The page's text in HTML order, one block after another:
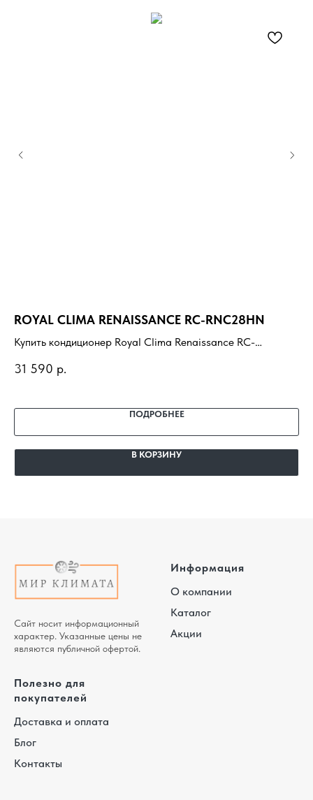
ROYAL CLIMA RENAISSANCE RC-RNC28HN
Купить кондиционер Royal Clima Renaissance RC-
помещение, доставка, профессиональный монтаж и
31 590 р.
ПОДРОБНЕЕ
В КОРЗИНУ
Сайт носит информационный
характер. Указанные цены не
являются публичной офертой.
Информация
О компании
Каталог
Акции
Полезно для
покупателей
Доставка и оплата
Блог
Контакты